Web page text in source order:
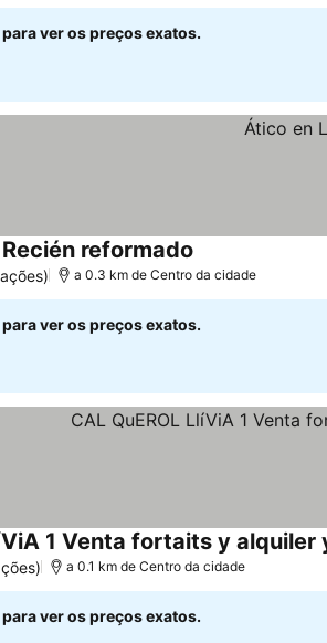
ver os preços exatos.
reformado
a 0.3 km de Centro da cidade
ver os preços exatos.
1 Venta fortaits y
a 0.1 km de Centro da cidade
ver os preços exatos.